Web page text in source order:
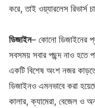
করে, তাই ওয়্যারলেস রিভার্স
ডিজাইন– কোনো ডিজাইনের
সবসময় সবার পছন্দ নাও
একটি বিশেষ অংশ নজর
ডিজাইনও এমনভাবে করা
কালার, ক্যামেরা, বেজেল ও